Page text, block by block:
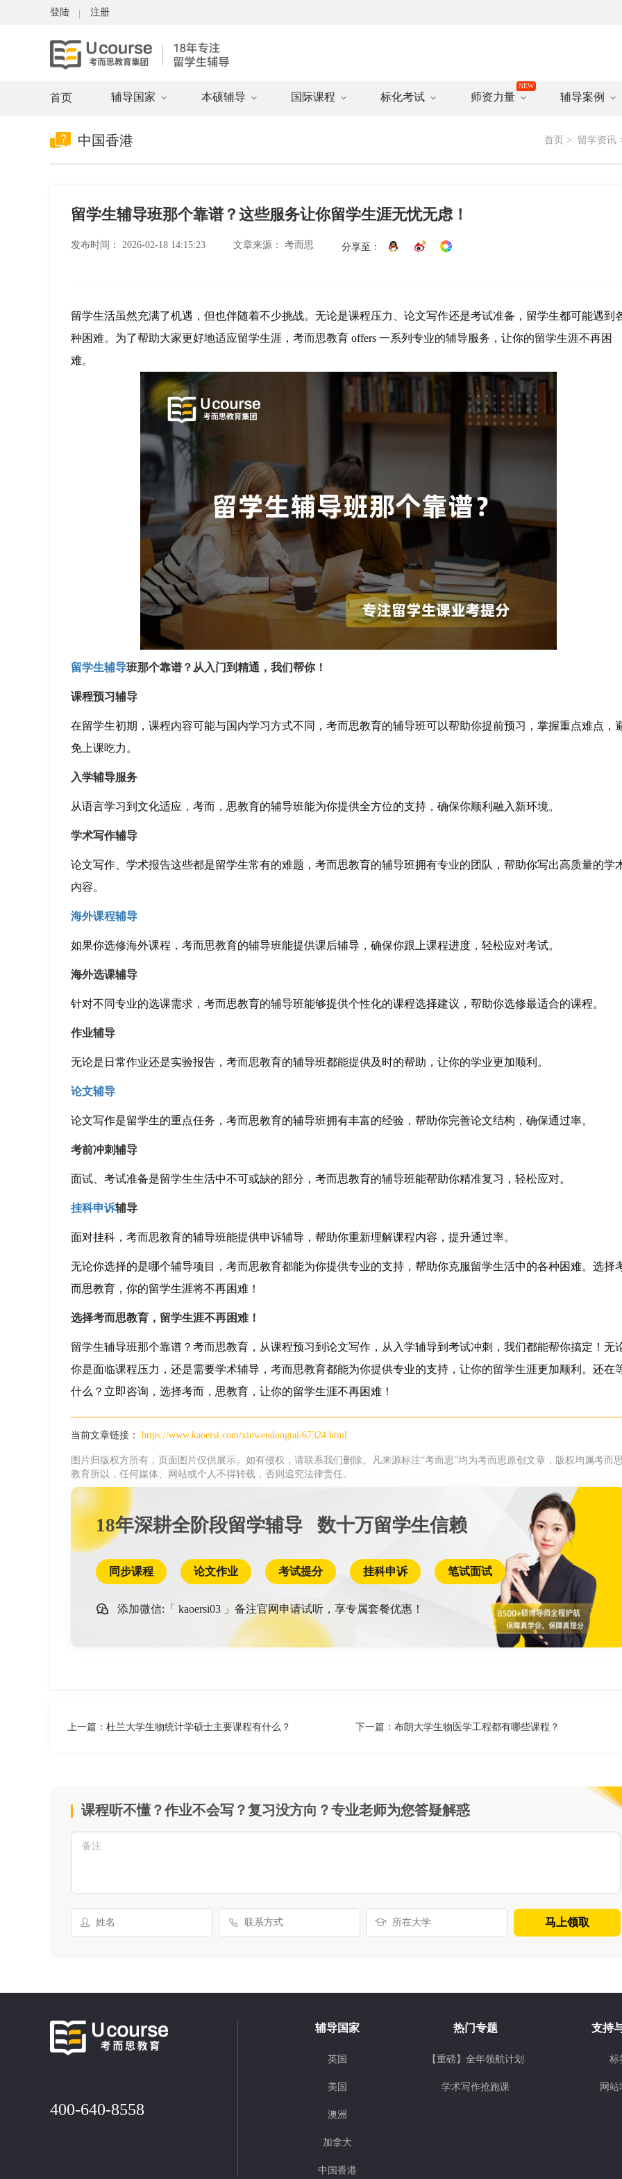
登陆 注册
首页 辅导国家 本硕辅导 国际课程 标化考试 师资力量 辅导案例
中国香港 首页 > 留学资讯
留学生辅导班那个靠谱？这些服务让你留学生涯无忧无虑！
发布时间： 2026-02-18 14:15:23 文章来源： 考而思 分享至：
留学生活虽然充满了机遇，但也伴随着不少挑战。无论是课程压力、论文写作还是考试准备，留学生都可能遇到
种困难。为了帮助大家更好地适应留学生涯，考而思教育 offers 一系列专业的辅导服务，让你的留学生涯不再困
难。
留学生辅导班那个靠谱？从入门到精通，我们帮你！
课程预习辅导
在留学生初期，课程内容可能与国内学习方式不同，考而思教育的辅导班可以帮助你提前预习，掌握重点难点，
免上课吃力。
入学辅导服务
从语言学习到文化适应，考而，思教育的辅导班能为你提供全方位的支持，确保你顺利融入新环境。
学术写作辅导
论文写作、学术报告这些都是留学生常有的难题，考而思教育的辅导班拥有专业的团队，帮助你写出高质量的学
内容。
海外课程辅导
如果你选修海外课程，考而思教育的辅导班能提供课后辅导，确保你跟上课程进度，轻松应对考试。
海外选课辅导
针对不同专业的选课需求，考而思教育的辅导班能够提供个性化的课程选择建议，帮助你选修最适合的课程。
作业辅导
无论是日常作业还是实验报告，考而思教育的辅导班都能提供及时的帮助，让你的学业更加顺利。
论文辅导
论文写作是留学生的重点任务，考而思教育的辅导班拥有丰富的经验，帮助你完善论文结构，确保通过率。
考前冲刺辅导
面试、考试准备是留学生生活中不可或缺的部分，考而思教育的辅导班能帮助你精准复习，轻松应对。
挂科申诉辅导
面对挂科，考而思教育的辅导班能提供申诉辅导，帮助你重新理解课程内容，提升通过率。
无论你选择的是哪个辅导项目，考而思教育都能为你提供专业的支持，帮助你克服留学生活中的各种困难。选择
而思教育，你的留学生涯将不再困难！
选择考而思教育，留学生涯不再困难！
留学生辅导班那个靠谱？考而思教育，从课程预习到论文写作，从入学辅导到考试冲刺，我们都能帮你搞定！无
你是面临课程压力，还是需要学术辅导，考而思教育都能为你提供专业的支持，让你的留学生涯更加顺利。还在
什么？立即咨询，选择考而，思教育，让你的留学生涯不再困难！
当前文章链接： https://www.kaoersi.com/xinwendongtai/67324.html
图片归版权方所有，页面图片仅供展示。如有侵权，请联系我们删除。凡来源标注“考而思”均为考而思原创文章，版权均属考而思
教育所以，任何媒体、网站或个人不得转载，否则追究法律责任。
18年深耕全阶段留学辅导 数十万留学生信赖
同步课程 论文作业 考试提分 挂科申诉 笔试面试
添加微信:「 kaoersi03 」备注官网申请试听，享专属套餐优惠！
上一篇： 杜兰大学生物统计学硕士主要课程有什么？ 下一篇： 布朗大学生物医学工程都有哪些课程？
课程听不懂？作业不会写？复习没方向？专业老师为您答疑解惑
马上领取
400-640-8558
辅导国家
英国
美国
澳洲
加拿大
中国香港
热门专题
【重磅】全年领航计划
学术写作抢跑课
支持
标
网站